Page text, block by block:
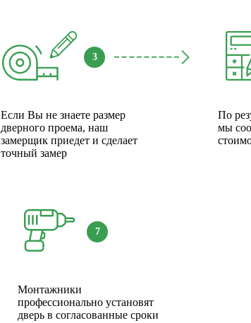
3
Если Вы не знаете размер
дверного проема, наш
замерщик приедет и сделает
точный замер
По
мы
7
Монтажники
профессионально установят
дверь в согласованные сроки